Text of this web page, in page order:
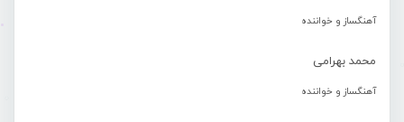
آهنگساز و خواننده
محمد بهرامی
آهنگساز و خواننده